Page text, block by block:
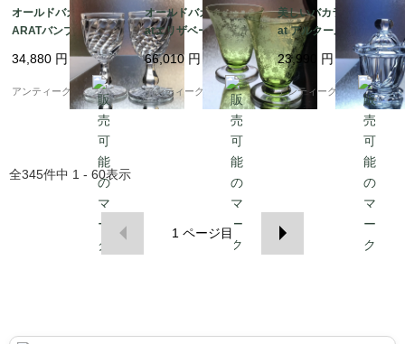
オールドバカラBACC
ARATバンブートゥスB
ambouTorsワイングラ
スペア
34,880 円
アンティーク ボアルネ
オールドバカラBaccar
atエリザベートElisabe
thワイングラス緑色ペ
ア
66,010 円
アンティーク ボアルネ
美しいバカラ★Baccar
at アルクール&ミズー
リ☆マスタード☆ジャ
ムポット☆
23,990 円
アンティーク ボアルネ
全345件中 1 - 60表示
1 ページ目